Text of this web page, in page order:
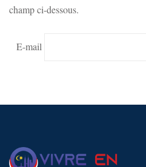
champ ci-dessous.
E-mail